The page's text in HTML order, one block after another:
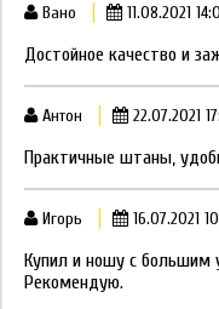
Вано 11.08.2021
Достойное качество и
Антон 22.07.2021
Практичные штаны,
Игорь 16.07.2021
Купил и ношу с большим
Рекомендую.